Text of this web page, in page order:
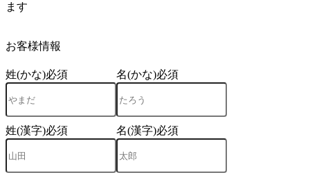
ます
お客様情報
姓(かな)必須 名(かな)必須
姓(漢字)必須 名(漢字)必須